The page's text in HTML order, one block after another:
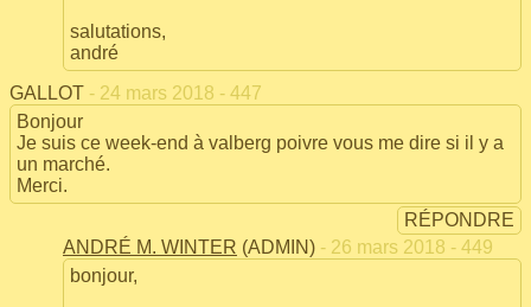
salutations,
andré
GALLOT - 24 mars 2018 - 447
Bonjour
Je suis ce week-end à valberg poivre vous me dire si il y a
un marché.
Merci.
RÉPONDRE
ANDRÉ M. WINTER (ADMIN) - 26 mars 2018 - 449
bonjour,